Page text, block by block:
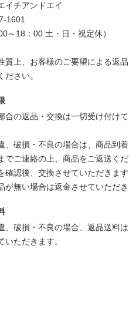
イチアンドエイ
1601
～18：00 土・日・祝定休）
質上、お客様のご要望による返
ださい。
合の返品・交換は一切受け付け
、破損・不良の場合は、商品到
でご連絡の上、商品をご返送く
確認後、交換させていただきます
が無い場合は返金させていただき
、破損・不良の場合、返品送料
いただきます。